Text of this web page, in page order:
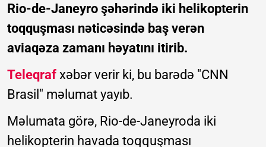
Rio-de-Janeyro şəhərində iki helikopterin
toqquşması nəticəsində baş verən
aviaqəza zamanı həyatını itirib.
Teleqraf xəbər verir ki, bu barədə "CNN
Brasil" məlumat yayıb.
Məlumata görə, Rio-de-Janeyroda iki
helikopterin havada toqquşması